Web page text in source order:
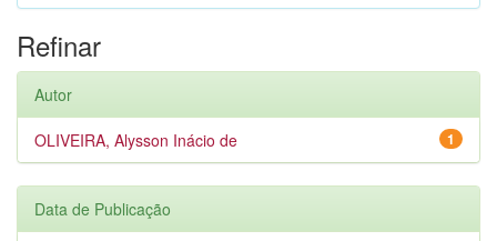
Refinar
Autor
1
OLIVEIRA, Alysson Inácio de
Data de Publicação